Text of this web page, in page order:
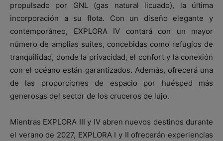
propulsado por GNL (gas natural licuado), la última
incorporación a su flota. Con un diseño elegante y
contemporáneo, EXPLORA IV contará con un mayor
número de amplias suites, concebidas como refugios de
tranquilidad, donde la privacidad, el confort y la conexión
con el océano están garantizados. Además, ofrecerá una
de las proporciones de espacio por huésped más
generosas del sector de los cruceros de lujo.
Mientras EXPLORA III y IV abren nuevos destinos durante
el verano de 2027, EXPLORA I y II ofrecerán experiencias